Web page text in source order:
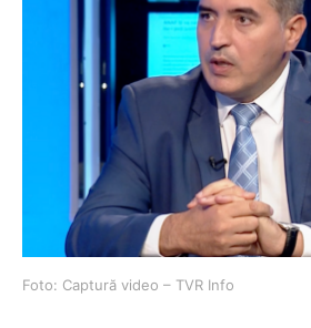
Foto: Captură video – TVR Info